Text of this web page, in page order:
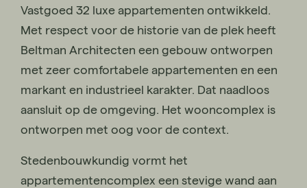
Vastgoed 32 luxe appartementen ontwikkeld.
Met respect voor de historie van de plek heeft
Beltman Architecten een gebouw ontworpen
met zeer comfortabele appartementen en een
markant en industrieel karakter. Dat naadloos
aansluit op de omgeving. Het wooncomplex is
ontworpen met oog voor de context.
Stedenbouwkundig vormt het
appartementencomplex een stevige wand aan